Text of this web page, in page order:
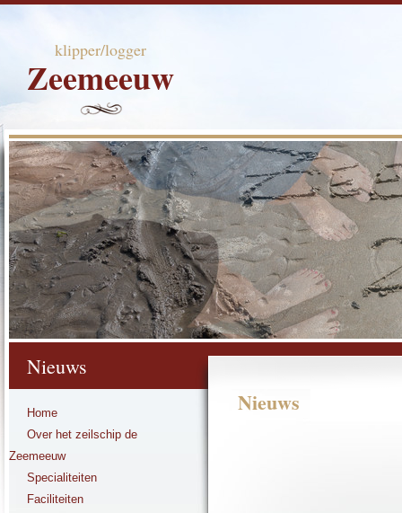
klipper/logger
Zeemeeuw
Nieuws
Home
Over het zeilschip de
Zeemeeuw
Specialiteiten
Faciliteiten
Nieuws